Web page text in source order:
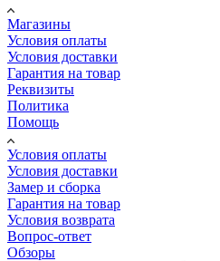
Магазины
Условия оплаты
Условия доставки
Гарантия на товар
Реквизиты
Политика
Помощь
Условия оплаты
Условия доставки
Замер и сборка
Гарантия на товар
Условия возврата
Вопрос-ответ
Обзоры